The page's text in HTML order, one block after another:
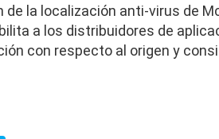
de la localización anti-virus de
a los distribuidores de
con respecto al origen y